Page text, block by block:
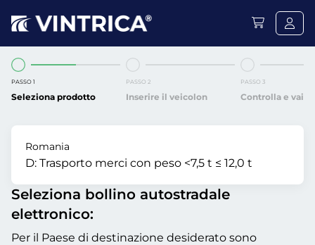
PASSO 1
Seleziona prodotto
PASSO 2
Inserire il veicolon
PASSO 3
Controlla e vai
Romania
D: Trasporto merci con peso <7,5 t ≤ 12,0 t
Seleziona bollino autostradale
elettronico:
Per il Paese di destinazione desiderato sono